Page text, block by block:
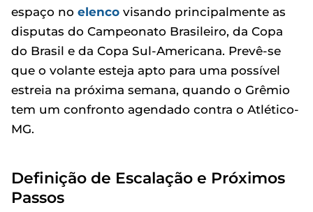
espaço no elenco visando principalmente as
disputas do Campeonato Brasileiro, da Copa
do Brasil e da Copa Sul-Americana. Prevê-se
que o volante esteja apto para uma possível
estreia na próxima semana, quando o Grêmio
tem um confronto agendado contra o Atlético-
MG.
Definição de Escalação e Próximos
Passos